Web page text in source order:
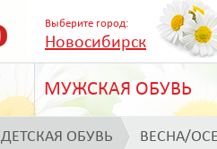
Выберите город:
Новосибирск
МУЖСКАЯ ОБУВЬ
ДЕТСКАЯ ОБУВЬ ВЕСНА/